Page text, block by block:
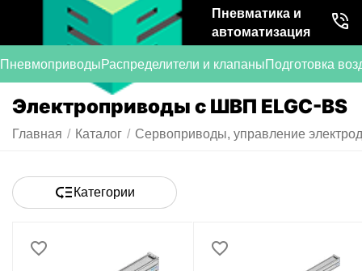
Пневматика и
автоматизация
ПневмоприводыРаспределители и клапаныПодготовка
Электроприводы с ШВП ELGC-BS
Главная / Каталог / Сервоприводы, управление
Категории